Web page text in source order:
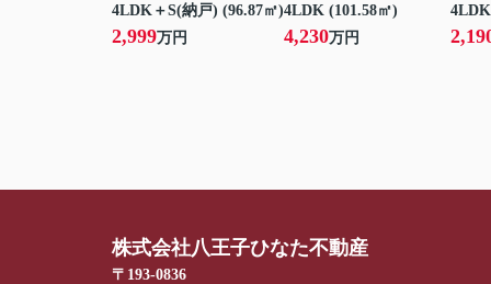
4LDK＋S(納戸) (96.87㎡)
2,999万円
4LDK (101.58㎡)
4,230万円
株式会社八王子ひなた不動産
〒193-0836